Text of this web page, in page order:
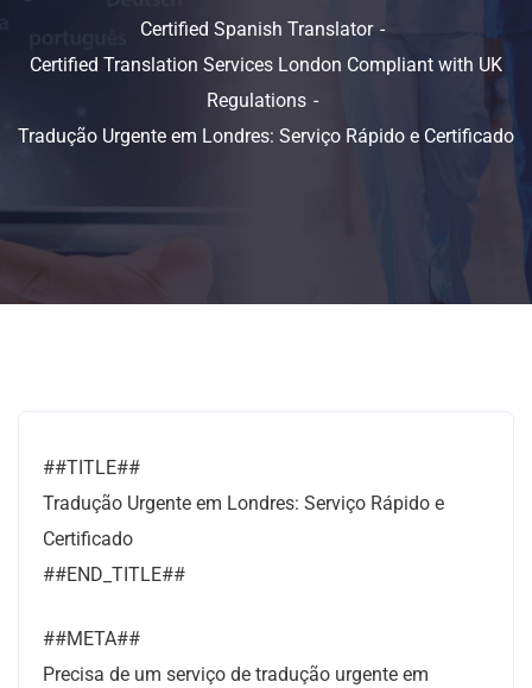
Certified Spanish Translator
Certified Translation Services London Compliant with UK
Regulations
Tradução Urgente em Londres: Serviço Rápido e Certificado
##TITLE##
Tradução Urgente em Londres: Serviço Rápido e
Certificado
##END_TITLE##
##META##
Precisa de um serviço de tradução urgente em